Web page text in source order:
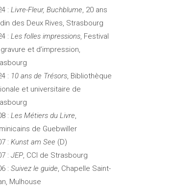
: Livre-Fleur, Buchblume, 20 ans
des Deux Rives, Strasbourg
: Les folles impressions, Festival
et d’impression,
: 10 ans de Trésors, Bibliothèque
et universitaire de
: Les Métiers du Livre,
de Guebwiller
: Kunst am See (D)
: JEP, CCI de Strasbourg
: Suivez le guide, Chapelle Saint-
Mulhouse